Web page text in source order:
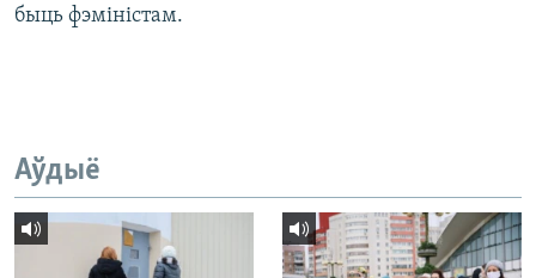
быць фэміністам.
Аўдыё